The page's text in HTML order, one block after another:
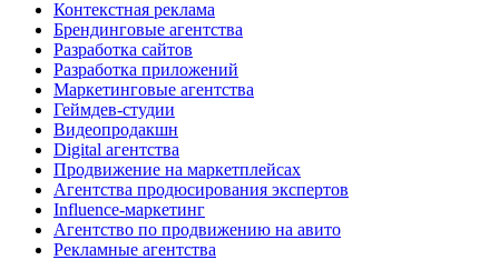
Контекстная реклама
Брендинговые агентства
Разработка сайтов
Разработка приложений
Маркетинговые агентства
Геймдев-студии
Видеопродакшн
Digital агентства
Продвижение на маркетплейсах
Агентства продюсирования экспертов
Influence-маркетинг
Агентство по продвижению на авито
Рекламные агентства